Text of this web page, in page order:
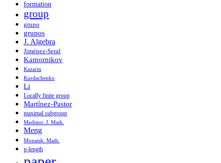
formation
group
grupo
grupos
J. Algebra
Jiménez-Seral
Kamornikov
Kazarin
Kurdachenko
Li
Locally finite group
Martínez-Pastor
maximal subgroup
Mediterr. J. Math.
Meng
Monatsh. Math.
p-length